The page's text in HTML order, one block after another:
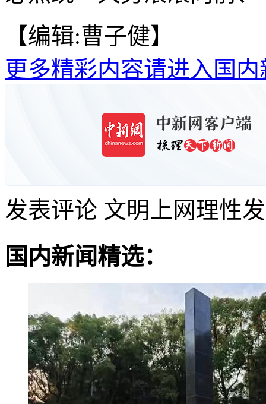
【编辑:曹子健】
更多精彩内容请进入国内
发表评论 文明上网理性
国内新闻精选：